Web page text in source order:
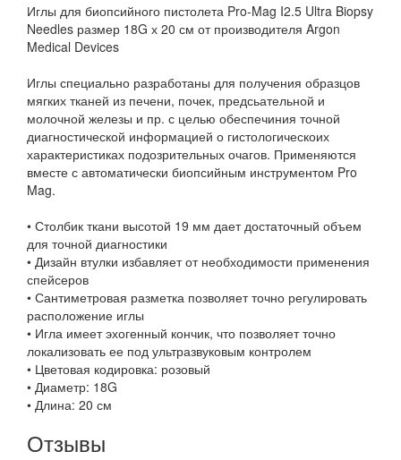
Иглы для биопсийного пистолета Pro-Mag I2.5 Ultra Biopsy
Needles размер 18G х 20 см от производителя Argon
Medical Devices
Иглы специально разработаны для получения образцов
мягких тканей из печени, почек, предсьательной и
молочной железы и пр. с целью обеспечиния точной
диагностической информацией о гистологическоих
характеристиках подозрительных очагов. Применяются
вместе с автоматически биопсийным инструментом Pro
Mag.
• Столбик ткани высотой 19 мм дает достаточный объем
для точной диагностики
• Дизайн втулки избавляет от необходимости применения
спейсеров
• Сантиметровая разметка позволяет точно регулировать
расположение иглы
• Игла имеет эхогенный кончик, что позволяет точно
локализовать ее под ультразвуковым контролем
• Цветовая кодировка: розовый
• Диаметр: 18G
• Длина: 20 см
Отзывы